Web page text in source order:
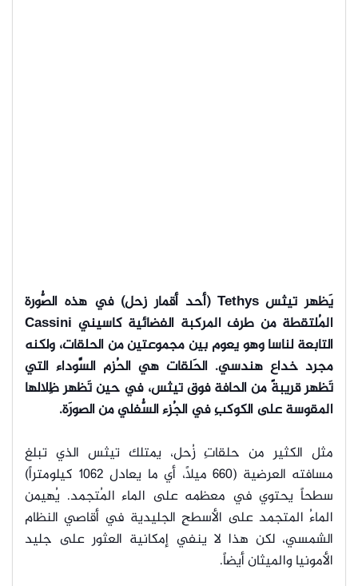
يَظهر تيثس Tethys (أحد أقمار زحل) في هذه الصُّورة
المُلتقطة من طرف المركبة الفضائية كاسيني Cassini
التابعة لناسا وهو يعوم بين مجموعتين من الحلقات، ولكنه
مجرد خداع هندسي. الحَلقات هي الحُزم السَّوداء التي
تَظهر قريبةً من الحافة فوق تيثس، في حين تَظهر ظِلالها
المقوسة على الكوكبِ في الجُزء السُّفلي من الصورَة.
مثل الكثير من حلقاتِ زُحل، يمتلك تيثس الذي تبلغ
مسافته العرضية (660 ميلاً، أي ما يعادل 1062 كيلومتراً)
سطحاً يحتوي في معظمه على الماء المُتجمد. يُهيمن
الماءُ المتجمد على الأسطحِ الجليدية في أقاصي النظام
الشمسي، لكن هذا لا ينفي إمكانية العثور على جليد
الأمونيا والميثان أيضاً.